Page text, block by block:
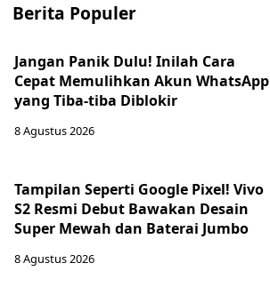
Berita Populer
Jangan Panik Dulu! Inilah Cara
Cepat Memulihkan Akun WhatsApp
yang Tiba-tiba Diblokir
8 Agustus 2026
Tampilan Seperti Google Pixel! Vivo
S2 Resmi Debut Bawakan Desain
Super Mewah dan Baterai Jumbo
8 Agustus 2026